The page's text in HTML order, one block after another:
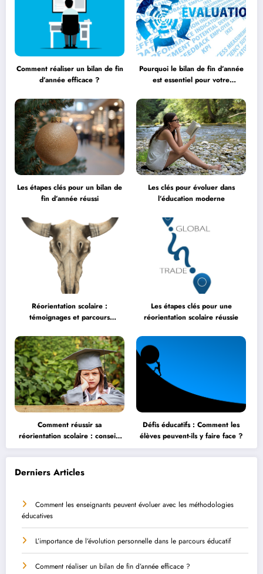
Comment réaliser un bilan de fin
d’année efficace ?
Pourquoi le bilan de fin d’année
est essentiel pour votre
Les étapes clés pour un bilan de
fin d’année réussi
Les clés pour évoluer dans
l’éducation moderne
Réorientation scolaire :
témoignages et parcours
Les étapes clés pour une
réorientation scolaire réussie
Comment réussir sa
réorientation scolaire : conseils
et astuces
Défis éducatifs : Comment les
élèves peuvent-ils y faire face ?
Derniers Articles
Comment les enseignants peuvent évoluer avec les méthodologies
éducatives
L’importance de l’évolution personnelle dans le parcours éducatif
Comment réaliser un bilan de fin d’année efficace ?